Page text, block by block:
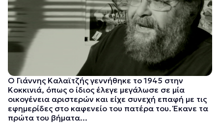
Ο Γιάννης Καλαϊτζής γεννήθηκε το 1945 στην
Κοκκινιά, όπως ο ίδιος έλεγε μεγάλωσε σε μία
οικογένεια αριστερών και είχε συνεχή επαφή με τις
εφημερίδες στο καφενείο του πατέρα του. Έκανε τα
πρώτα του βήματα...